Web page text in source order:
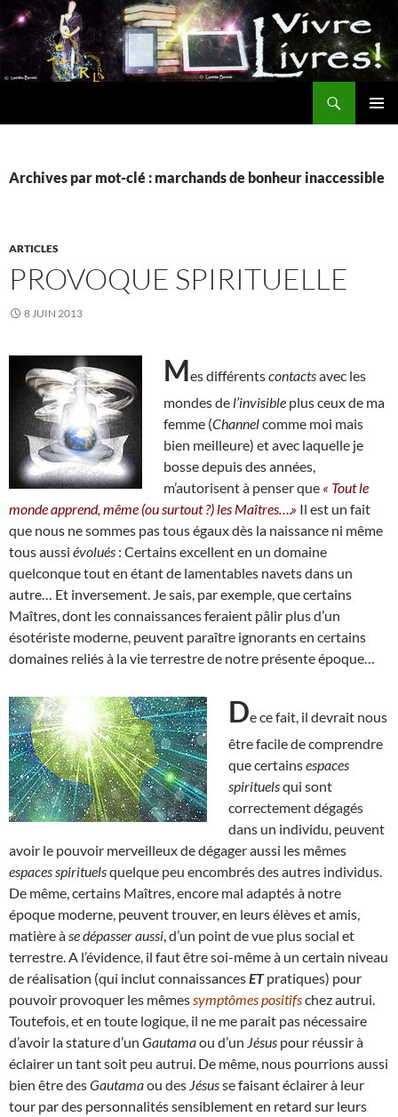
Aller
au
contenu
Archives par mot-clé : marchands de bonheur inaccessible
ARTICLES
PROVOQUE SPIRITUELLE
8 JUIN 2013
Mes différentscontactsavec les
mondes de l’invisible plus ceux de ma
femme (Channelcomme moi mais
bien meilleure) et avec laquelle je
bosse depuis des années,
m’autorisent à penser que « Tout le
monde apprend, même (ou surtout ?) les Maîtres….» Il est un fait
que nous ne sommes pas tous égaux dès la naissance ni même
tous aussi évolués : Certains excellent en un domaine
quelconque tout en étant de lamentables navets dans un
autre… Et inversement. Je sais, par exemple, que certains
Maîtres, dont les connaissances feraient pâlir plus d’un
ésotériste moderne, peuvent paraître ignorants en certains
domaines reliés à la vie terrestre de notre présente époque…
De ce fait, il devrait nous
être facile de comprendre
que certainsespaces
spirituelsqui sont
correctement dégagés
dans un individu, peuvent
avoir le pouvoir merveilleux de dégager aussi les mêmes
espaces spirituelsquelque peu encombrés des autres individus.
De même, certains Maîtres, encore mal adaptés à notre
époque moderne, peuvent trouver, en leurs élèves et amis,
matière à se dépasser aussi , d’un point de vue plus social et
terrestre. A l’évidence, il faut être soi-même à un certain niveau
de réalisation (qui inclut connaissancesETpratiques) pour
pouvoir provoquer les mêmes symptômes positifschez autrui.
Toutefois, et en toute logique, il ne me parait pas nécessaire
d’avoir la stature d’un Gautamaou d’un Jésus pour réussir à
éclairer un tant soit peu autrui. De même, nous pourrions aussi
bien être desGautamaou des Jésusse faisant éclairer à leur
tour par des personnalités sensiblement en retard sur leurs